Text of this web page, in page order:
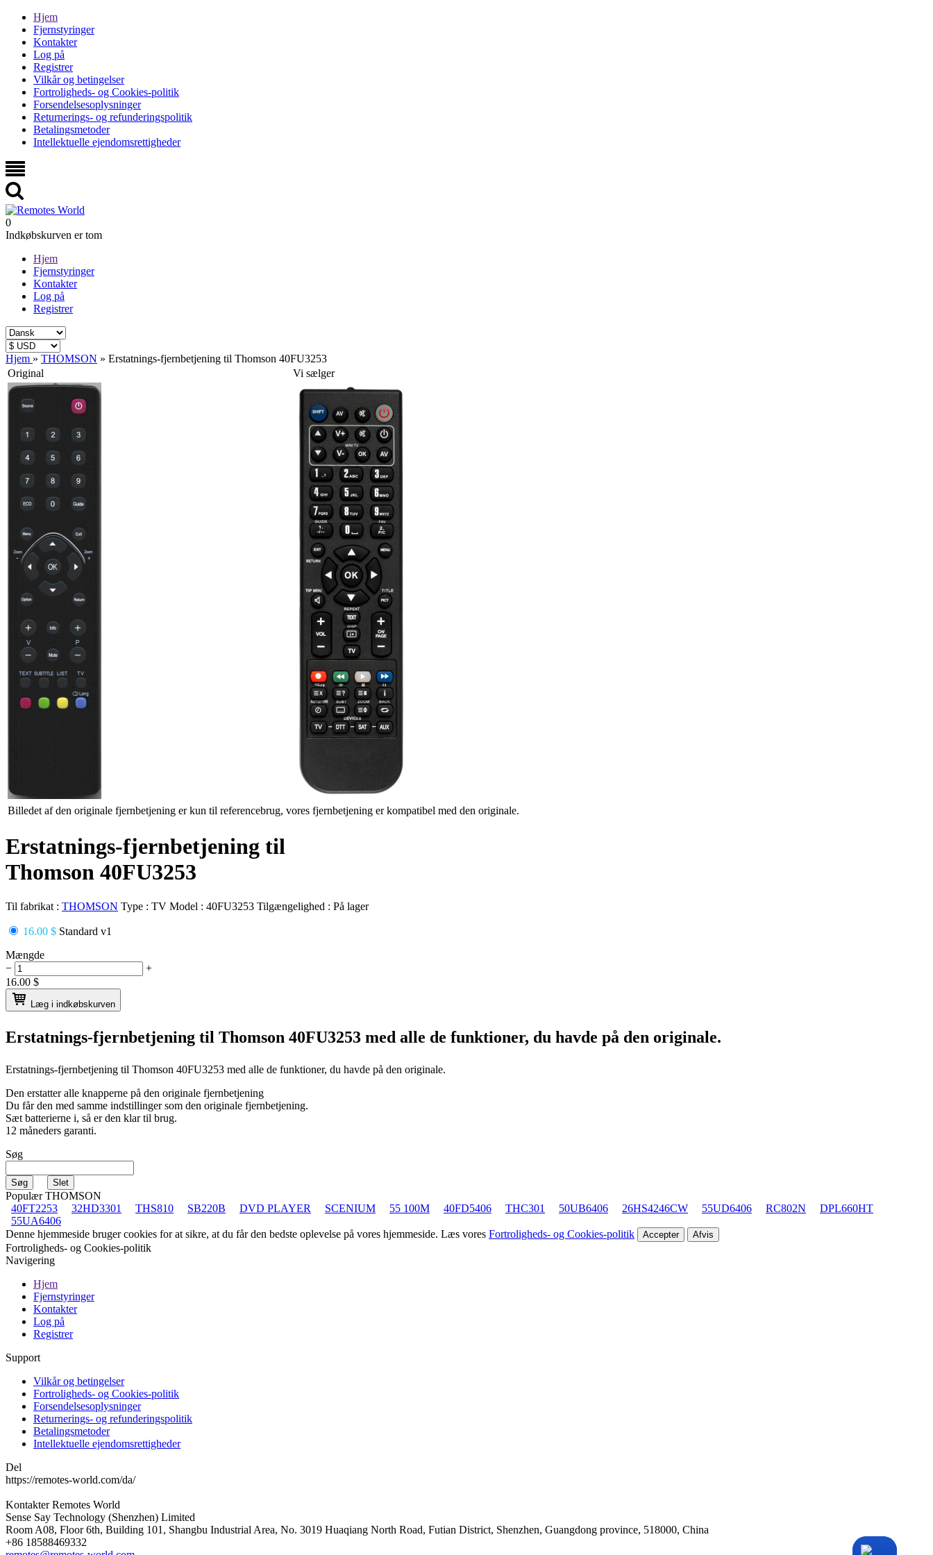
Hjem
Fjernstyringer
Kontakter
Log på
Registrer
Vilkår og betingelser
Fortroligheds- og Cookies-politik
Forsendelsesoplysninger
Returnerings- og refunderingspolitik
Betalingsmetoder
Intellektuelle ejendomsrettigheder
0
Indkøbskurven er tom
Hjem
Fjernstyringer
Kontakter
Log på
Registrer
Hjem » THOMSON » Erstatnings-fjernbetjening til Thomson 40FU3253
Original
Vi sælger
Billedet af den originale fjernbetjening er kun til referencebrug, vores fjernbetjening er kompatibel med den originale.
Erstatnings-fjernbetjening til
Thomson 40FU3253
Til fabrikat : THOMSON Type : TV Model : 40FU3253 Tilgængelighed : På lager
16.00 $ Standard v1
Mængde
−
+
16.00 $
Læg i indkøbskurven
Erstatnings-fjernbetjening til Thomson 40FU3253 med alle de funktioner, du havde på den originale.
Erstatnings-fjernbetjening til Thomson 40FU3253 med alle de funktioner, du havde på den originale.
Den erstatter alle knapperne på den originale fjernbetjening
Du får den med samme indstillinger som den originale fjernbetjening.
Sæt batterierne i, så er den klar til brug.
12 måneders garanti.
Søg
Populær THOMSON
40FT2253
32HD3301 THS810 SB220B DVD PLAYER SCENIUM 55 100M 40FD5406 THC301 50UB6406 26HS4246CW 55UD6406 RC802N
DPL660HT
55UA6406
Denne hjemmeside bruger cookies for at sikre, at du får den bedste oplevelse på vores hjemmeside. Læs vores Fortroligheds- og Cookies-politik Accepter Afvis
Fortroligheds- og Cookies-politik
Navigering
Hjem
Fjernstyringer
Kontakter
Log på
Registrer
Support
Vilkår og betingelser
Fortroligheds- og Cookies-politik
Forsendelsesoplysninger
Returnerings- og refunderingspolitik
Betalingsmetoder
Intellektuelle ejendomsrettigheder
Del
https://remotes-world.com/da/
Kontakter Remotes World
Sense Say Technology (Shenzhen) Limited
Room A08, Floor 6th, Building 101, Shangbu Industrial Area, No. 3019 Huaqiang North Road, Futian District, Shenzhen, Guangdong province, 518000, China
+86 18588469332